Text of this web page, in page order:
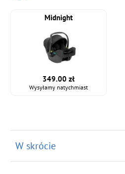
Midnight
349.00 zł
Wysyłamy natychmiast
W skrócie